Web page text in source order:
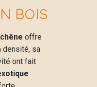
BOIS
offre
densité, sa
ont fait